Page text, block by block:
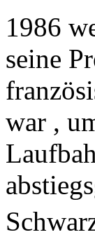
1986
seine
war ,